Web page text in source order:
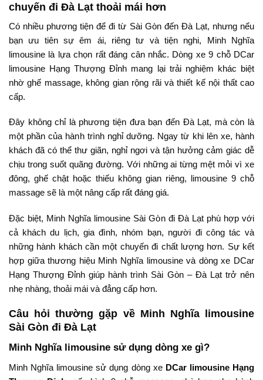
chuyến đi Đà Lạt thoải mái hơn
Có nhiều phương tiện để đi từ Sài Gòn đến Đà Lạt, nhưng nếu
bạn ưu tiên sự êm ái, riêng tư và tiện nghi, Minh Nghĩa
limousine là lựa chọn rất đáng cân nhắc. Dòng xe 9 chỗ DCar
limousine Hạng Thượng Đỉnh mang lại trải nghiệm khác biệt
nhờ ghế massage, không gian rộng rãi và thiết kế nội thất cao
cấp.
Đây không chỉ là phương tiện đưa bạn đến Đà Lạt, mà còn là
một phần của hành trình nghỉ dưỡng. Ngay từ khi lên xe, hành
khách đã có thể thư giãn, nghỉ ngơi và tận hưởng cảm giác dễ
chịu trong suốt quãng đường. Với những ai từng mệt mỏi vì xe
đông, ghế chật hoặc thiếu không gian riêng, limousine 9 chỗ
massage sẽ là một nâng cấp rất đáng giá.
Đặc biệt, Minh Nghĩa limousine Sài Gòn đi Đà Lạt phù hợp với
cả khách du lịch, gia đình, nhóm bạn, người đi công tác và
những hành khách cần một chuyến đi chất lượng hơn. Sự kết
hợp giữa thương hiệu Minh Nghĩa limousine và dòng xe DCar
Hạng Thượng Đỉnh giúp hành trình Sài Gòn – Đà Lạt trở nên
nhẹ nhàng, thoải mái và đẳng cấp hơn.
Câu hỏi thường gặp về Minh Nghĩa limousine
Sài Gòn đi Đà Lạt
Minh Nghĩa limousine sử dụng dòng xe gì?
Minh Nghĩa limousine sử dụng dòng xe DCar limousine Hạng